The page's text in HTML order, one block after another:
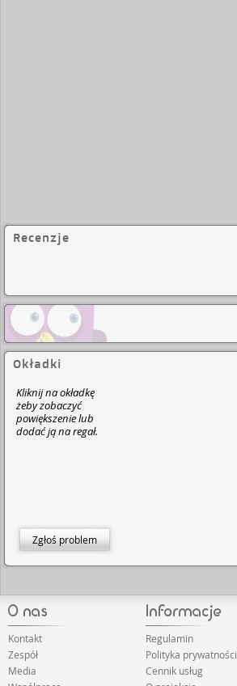
Recenzje
Okładki
Kliknij na okładkę
żeby zobaczyć
powiększenie lub
dodać ją na regał.
Zgłoś problem
Kontakt
Zespół
Media
Regulamin
Polityka prywatności
Cennik usług